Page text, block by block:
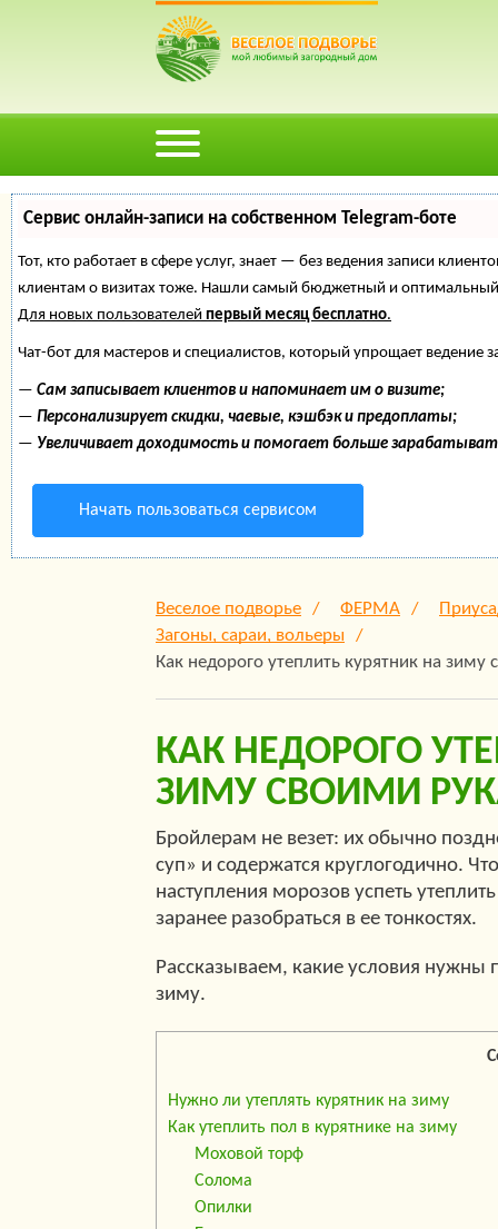
Сервис онлайн-записи на собственном Telegram-боте
Тот, кто работает в сфере услуг, знает — без ведения записи
клиентам о визитах тоже. Нашли самый бюджетный и
Для новых пользователей первый месяц бесплатно.
Чат-бот для мастеров и специалистов, который упрощает ведение
— Сам записывает клиентов и напоминает им о визите;
— Персонализирует скидки, чаевые, кэшбэк и предоплаты;
— Увеличивает доходимость и помогает больше
Начать пользоваться сервисом
Веселое подворье ФЕРМА
Загоны, сараи, вольеры
Как недорого утеплить курятник на зиму
КАК НЕДОРОГО
ЗИМУ СВОИМИ
Бройлерам не везет: их обычно
суп» и содержатся круглогодично.
наступления морозов успеть
заранее разобраться в ее тонкостях.
Рассказываем, какие условия
зиму.
Нужно ли утеплять курятник на зиму
Как утеплить пол в курятнике на зиму
Моховой торф
Солома
Опилки